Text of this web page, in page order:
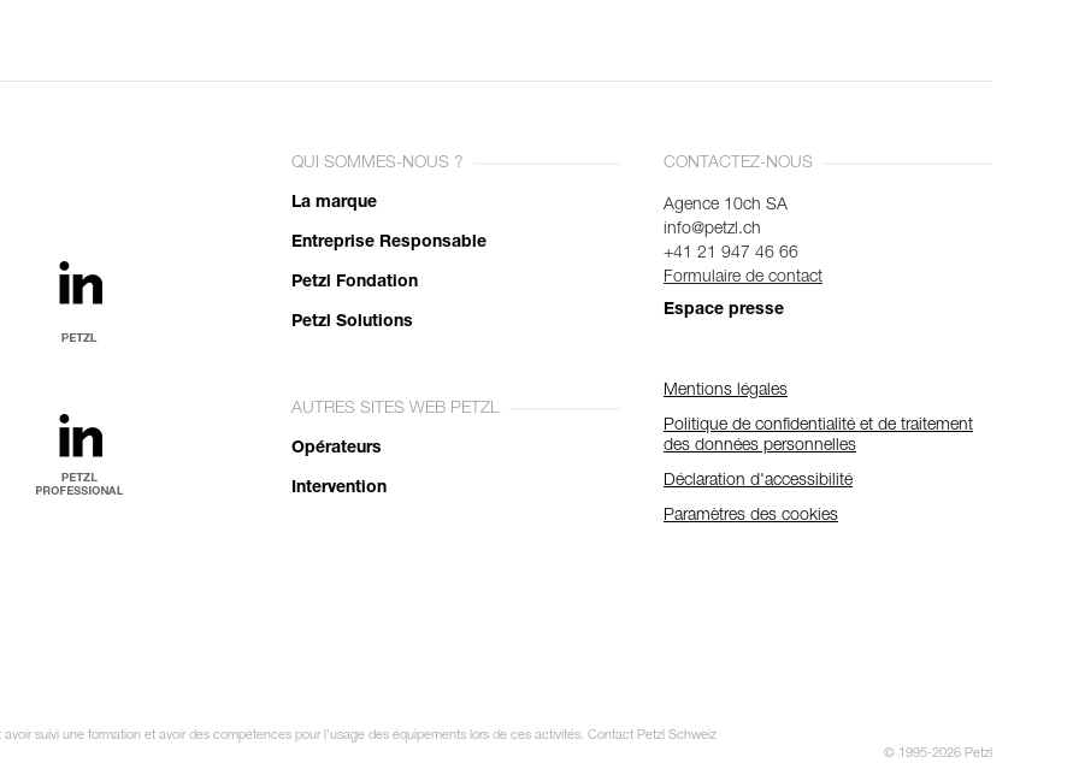
QUI SOMMES-NOUS ?
La marque
Entreprise Responsable
Petzl Fondation
Petzl Solutions
AUTRES SITES WEB PETZL
Opérateurs
Intervention
CONTACTEZ-NOUS
Agence 10ch SA
info@petzl.ch
+41 21 947 46 66
Formulaire de contact
Espace presse
Mentions légales
Politique de confidentialité et de traitement
des données personnelles
Déclaration d'accessibilité
Paramètres des cookies
suivi une formation et avoir des compétences pour l’usage des équipements lors de ces activités. Contact Petzl Schweiz
© 1995-2026 Petzl